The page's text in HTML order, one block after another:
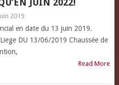
JUIN 2022!
2019
en date du 13 juin 2019.
DU 13/06/2019 Chaussée de
Read More